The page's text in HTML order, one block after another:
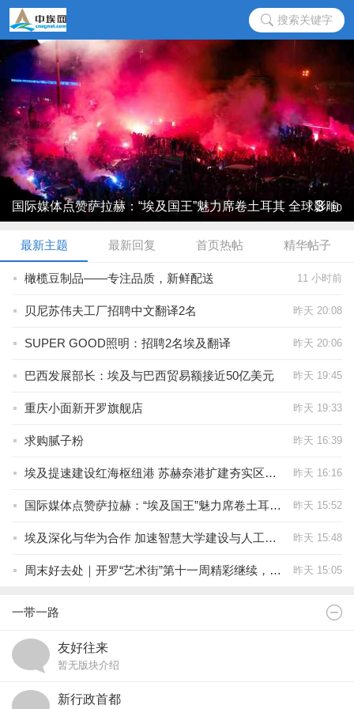
搜索关键字
国际媒体点赞萨拉赫：“埃及国王”魅力席卷土耳其 全球影响
力再 ...
3/10
最新主题 最新回复 首页热帖 精华帖子
11 小时前
橄榄豆制品——专注品质，新鲜配送
昨天 20:08
贝尼苏伟夫工厂招聘中文翻译2名
昨天 20:06
SUPER GOOD照明：招聘2名埃及翻译
昨天 19:45
巴西发展部长：埃及与巴西贸易额接近50亿美元
昨天 19:33
重庆小面新开罗旗舰店
昨天 16:39
求购腻子粉
昨天 16:16
埃及提速建设红海枢纽港 苏赫奈港扩建夯实区域物流中心地位
昨天 15:52
国际媒体点赞萨拉赫：“埃及国王”魅力席卷土耳其 全球影响力再获国际认可
昨天 15:48
埃及深化与华为合作 加速智慧大学建设与人工智能人才培养
昨天 15:05
周末好去处｜开罗“艺术街”第十一周精彩继续，邀您一起打卡埃及艺术文化新地标！
一带一路
友好往来
暂无版块介绍
新行政首都